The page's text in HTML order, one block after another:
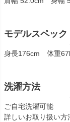
モデルスペック
身長176cm 体重
洗濯方法
ご自宅洗濯可能
詳しいお取り扱い方